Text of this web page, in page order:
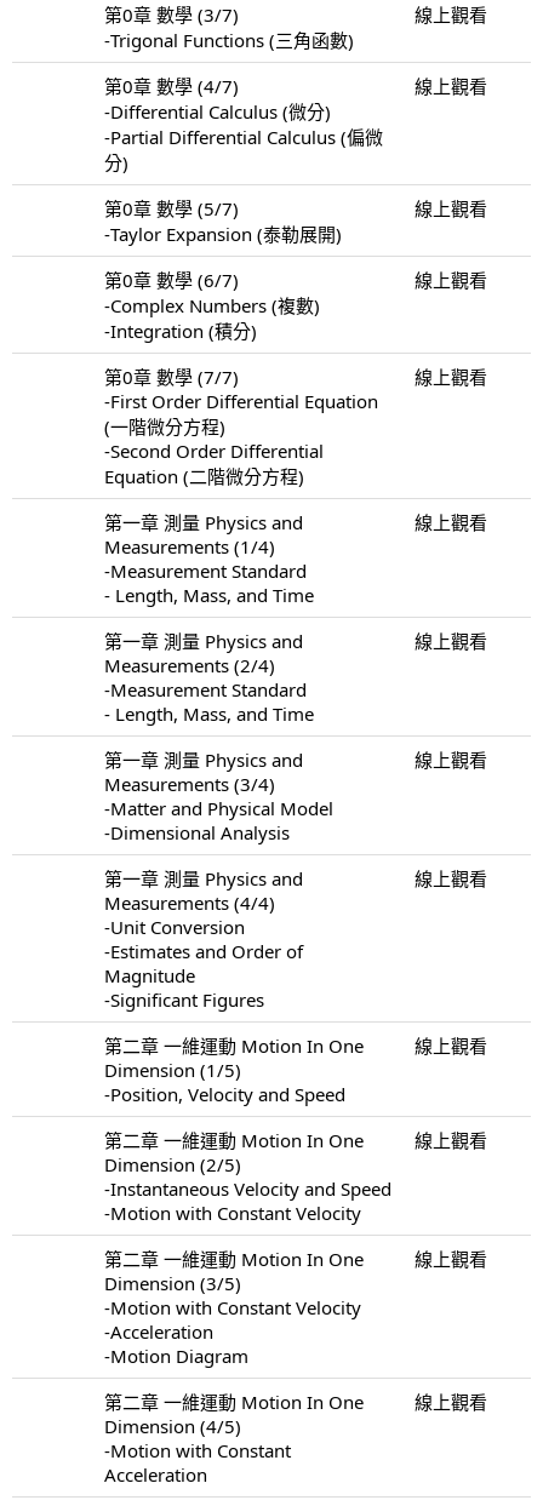
第0章 數學 (3/7)
-Trigonal Functions (三角函數)
線上觀看
第0章 數學 (4/7)
-Differential Calculus (微分)
-Partial Differential Calculus (偏微
分)
線上觀看
第0章 數學 (5/7)
-Taylor Expansion (泰勒展開)
線上觀看
第0章 數學 (6/7)
-Complex Numbers (複數)
-Integration (積分)
線上觀看
第0章 數學 (7/7)
-First Order Differential Equation
(一階微分方程)
-Second Order Differential
Equation (二階微分方程)
線上觀看
第一章 測量 Physics and
Measurements (1/4)
-Measurement Standard
- Length, Mass, and Time
線上觀看
第一章 測量 Physics and
Measurements (2/4)
-Measurement Standard
- Length, Mass, and Time
線上觀看
第一章 測量 Physics and
Measurements (3/4)
-Matter and Physical Model
-Dimensional Analysis
線上觀看
第一章 測量 Physics and
Measurements (4/4)
-Unit Conversion
-Estimates and Order of
Magnitude
-Significant Figures
線上觀看
第二章 一維運動 Motion In One
Dimension (1/5)
-Position, Velocity and Speed
線上觀看
第二章 一維運動 Motion In One
Dimension (2/5)
-Instantaneous Velocity and Speed
-Motion with Constant Velocity
線上觀看
第二章 一維運動 Motion In One
Dimension (3/5)
-Motion with Constant Velocity
-Acceleration
-Motion Diagram
線上觀看
第二章 一維運動 Motion In One
Dimension (4/5)
-Motion with Constant
Acceleration
線上觀看